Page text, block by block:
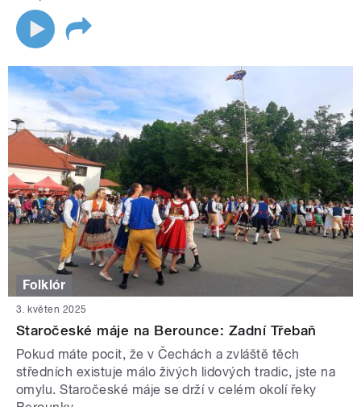
Folklór
3. květen 2025
Staročeské máje na Berounce: Zadní Třebaň
Pokud máte pocit, že v Čechách a zvláště těch
středních existuje málo živých lidových tradic, jste na
omylu. Staročeské máje se drží v celém okolí řeky